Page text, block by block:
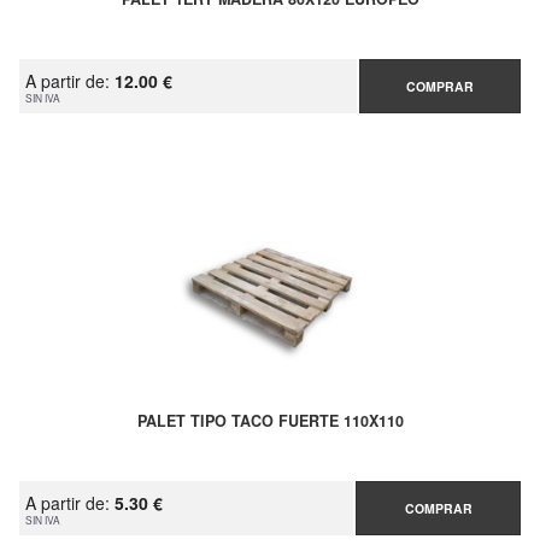
A partir de: 12.00 €
SIN IVA
COMPRAR
PALET TIPO TACO FUERTE 110X110
A partir de: 5.30 €
SIN IVA
COMPRAR